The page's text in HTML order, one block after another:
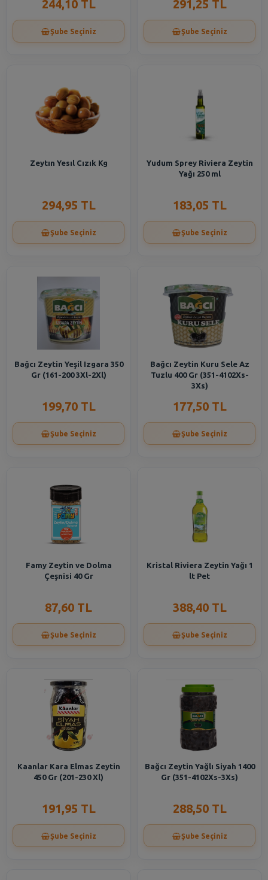
244,10 TL
Şube Seçiniz
291,25 TL
Şube Seçiniz
Zeytın Yesıl Cızık Kg
294,95 TL
Şube Seçiniz
Yudum Sprey Riviera Zeytin
Yağı 250 ml
183,05 TL
Şube Seçiniz
Bağcı Zeytin Yeşil Izgara 350
Gr (161-200 3Xl-2Xl)
199,70 TL
Şube Seçiniz
Bağcı Zeytin Kuru Sele Az
Tuzlu 400 Gr (351-4102Xs-
3Xs)
177,50 TL
Şube Seçiniz
Famy Zeytin ve Dolma
Çeşnisi 40 Gr
87,60 TL
Şube Seçiniz
Kristal Riviera Zeytin Yağı 1
lt Pet
388,40 TL
Şube Seçiniz
Kaanlar Kara Elmas Zeytin
450 Gr (201-230 Xl)
191,95 TL
Şube Seçiniz
Bağcı Zeytin Yağlı Siyah 1400
Gr (351-4102Xs-3Xs)
288,50 TL
Şube Seçiniz